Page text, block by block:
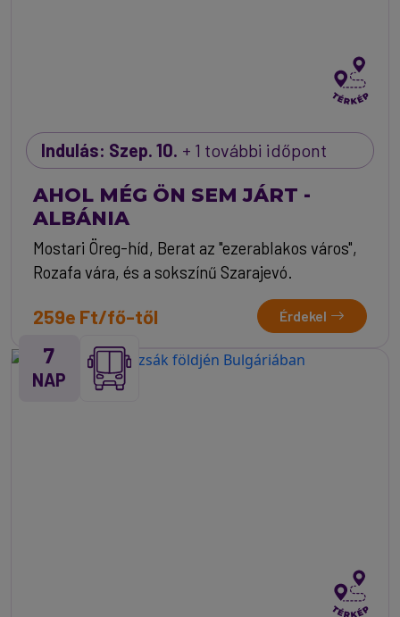
Indulás: Szep. 10. + 1 további időpont
AHOL MÉG ÖN SEM JÁRT -
ALBÁNIA
Mostari Öreg-híd, Berat az "ezerablakos város",
Rozafa vára, és a sokszínű Szarajevó.
259e Ft/fő-től Érdekel
7
NAP